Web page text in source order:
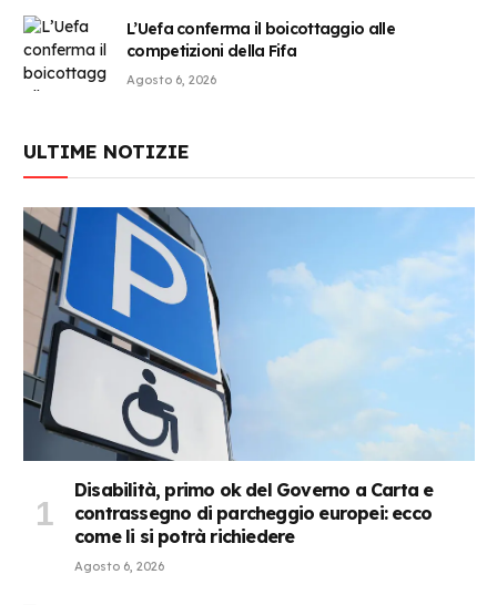
L’Uefa conferma il boicottaggio alle
competizioni della Fifa
Agosto 6, 2026
ULTIME NOTIZIE
Disabilità, primo ok del Governo a Carta e
contrassegno di parcheggio europei: ecco
come li si potrà richiedere
Agosto 6, 2026